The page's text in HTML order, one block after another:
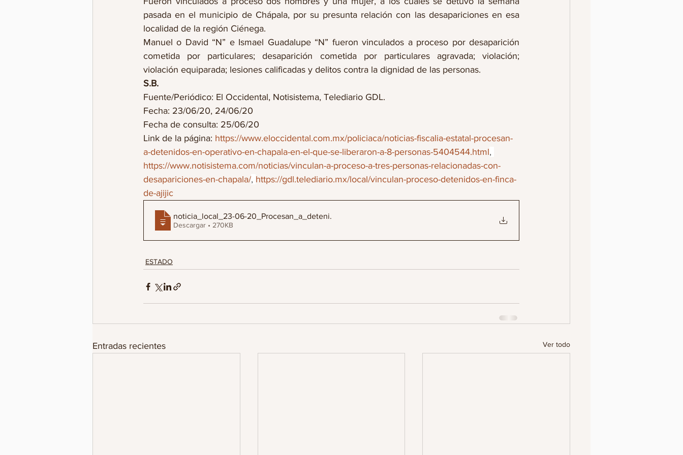
pasada en el municipio de Chápala, por su presunta relación con las desapariciones en esa
localidad de la región Ciénega.
Manuel o David “N” e Ismael Guadalupe “N” fueron vinculados a proceso por desaparición
cometida por particulares; desaparición cometida por particulares agravada; violación;
violación equiparada; lesiones calificadas y delitos contra la dignidad de las personas.
S.B.
Fuente/Periódico: El Occidental, Notisistema, Telediario GDL.
Fecha: 23/06/20, 24/06/20
Fecha de consulta: 25/06/20
Link de la página: https://www.eloccidental.com.mx/policiaca/noticias-fiscalia-estatal-procesan-
a-detenidos-en-operativo-en-chapala-en-el-que-se-liberaron-a-8-personas-5404544.html,
https://www.notisistema.com/noticias/vinculan-a-proceso-a-tres-personas-relacionadas-con-
desapariciones-en-chapala/, https://gdl.telediario.mx/local/vinculan-proceso-detenidos-en-finca-
de-ajijic
noticia_local_23-06-20_Procesan_a_deteni.
Descargar • 270KB
ESTADO
Entradas recientes Ver todo